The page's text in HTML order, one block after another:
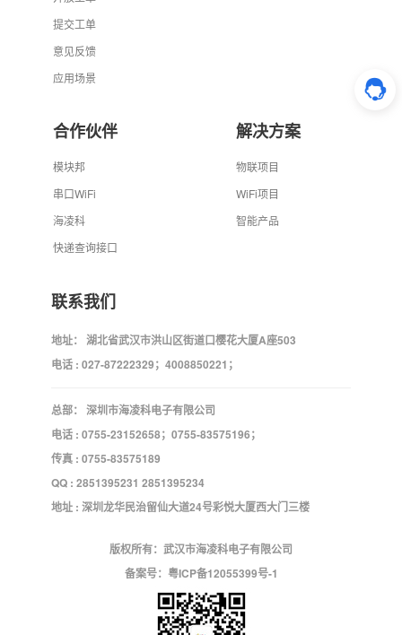
提交工单
意见反馈
应用场景
合作伙伴
模块邦
串口WiFi
海凌科
快递查询接口
解决方案
物联项目
WiFi项目
智能产品
联系我们
地址： 湖北省武汉市洪山区街道口樱花大厦A座503
电话 : 027-87222329；4008850221；
总部： 深圳市海凌科电子有限公司
电话 : 0755-23152658；0755-83575196；
传真 : 0755-83575189
QQ : 2851395231 2851395234
地址 : 深圳龙华民治留仙大道24号彩悦大厦西大门三楼
版权所有：武汉市海凌科电子有限公司
备案号： 粤ICP备12055399号-1